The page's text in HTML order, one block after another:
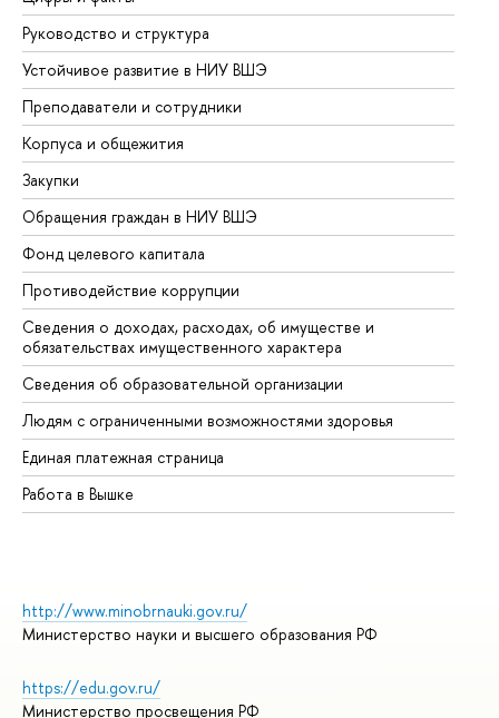
Руководство и структура
Устойчивое развитие в НИУ ВШЭ
Преподаватели и сотрудники
Корпуса и общежития
Закупки
Обращения граждан в НИУ ВШЭ
Фонд целевого капитала
Противодействие коррупции
Сведения о доходах, расходах, об имуществе и
обязательствах имущественного характера
Сведения об образовательной организации
Людям с ограниченными возможностями здоровья
Единая платежная страница
Работа в Вышке
http://www.minobrnauki.gov.ru/
Министерство науки и высшего образования РФ
https://edu.gov.ru/
Министерство просвещения РФ